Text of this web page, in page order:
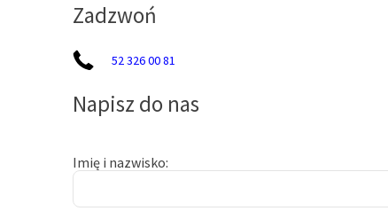
Zadzwoń
52 326 00 81
Napisz do nas
Imię i nazwisko